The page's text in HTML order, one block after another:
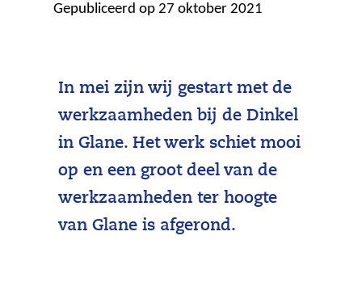
Gepubliceerd op 27 oktober 2021
In mei zijn wij gestart met de
werkzaamheden bij de Dinkel
in Glane. Het werk schiet mooi
op en een groot deel van de
werkzaamheden ter hoogte
van Glane is afgerond.